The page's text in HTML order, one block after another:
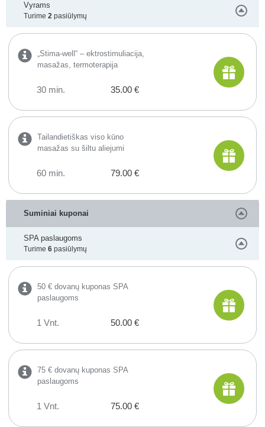
Vyrams
Turime 2pasiūlymų
„Stima-well“ – ektrostimuliacija,
masažas, termoterapija
30 min. 35.00 €
Tailandietiškas viso kūno
masažas su šiltu aliejumi
60 min. 79.00 €
Suminiai kuponai
SPA paslaugoms
Turime 6pasiūlymų
50 € dovanų kuponas SPA
paslaugoms
1 Vnt. 50.00 €
75 € dovanų kuponas SPA
paslaugoms
1 Vnt. 75.00 €